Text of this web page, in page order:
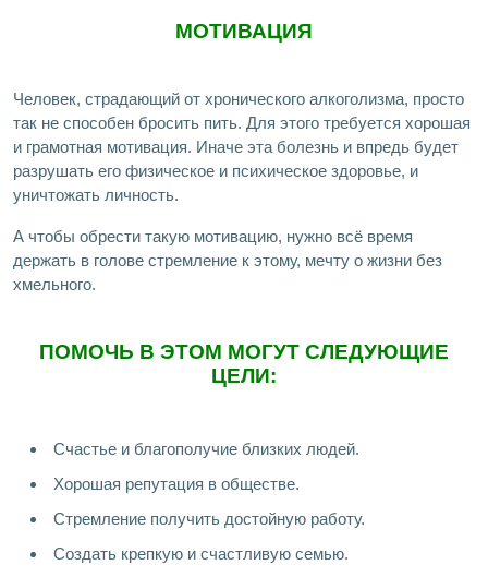
МОТИВАЦИЯ
Человек, страдающий от хронического алкоголизма, просто
так не способен бросить пить. Для этого требуется хорошая
и грамотная мотивация. Иначе эта болезнь и впредь будет
разрушать его физическое и психическое здоровье, и
уничтожать личность.
А чтобы обрести такую мотивацию, нужно всё время
держать в голове стремление к этому, мечту о жизни без
хмельного.
ПОМОЧЬ В ЭТОМ МОГУТ СЛЕДУЮЩИЕ
ЦЕЛИ:
Счастье и благополучие близких людей.
Хорошая репутация в обществе.
Стремление получить достойную работу.
Создать крепкую и счастливую семью.